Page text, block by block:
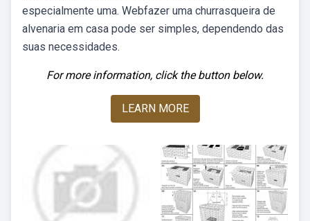
especialmente uma. Webfazer uma churrasqueira de
alvenaria em casa pode ser simples, dependendo das
suas necessidades.
For more information, click the button below.
LEARN MORE